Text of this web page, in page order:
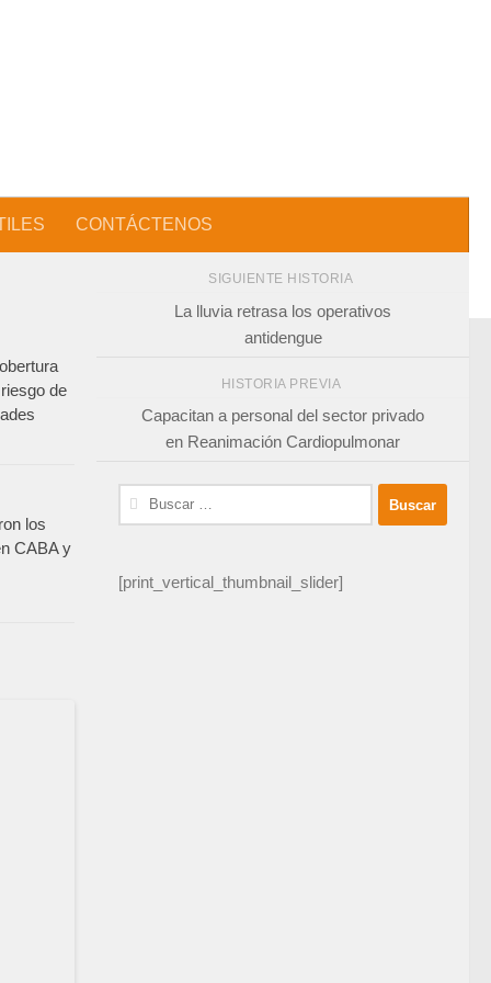
CONTÁCTENOS
SIGUIENTE HISTORIA
La lluvia retrasa los operativos
antidengue
HISTORIA PREVIA
Capacitan a personal del sector privado
en Reanimación Cardiopulmonar
Buscar:
[print_vertical_thumbnail_slider]
de
los
CABA y